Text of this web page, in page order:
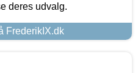
deres udvalg.
FrederikIX.dk